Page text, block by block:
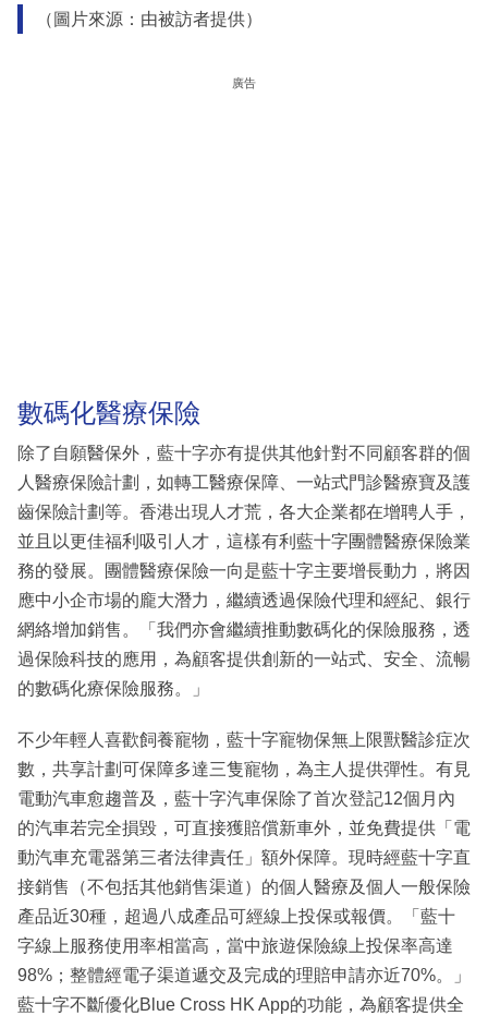
（圖片來源：由被訪者提供）
廣告
數碼化醫療保險
除了自願醫保外，藍十字亦有提供其他針對不同顧客群的個
人醫療保險計劃，如轉工醫療保障、一站式門診醫療寶及護
齒保險計劃等。香港出現人才荒，各大企業都在增聘人手，
並且以更佳福利吸引人才，這樣有利藍十字團體醫療保險業
務的發展。團體醫療保險一向是藍十字主要增長動力，將因
應中小企市場的龐大潛力，繼續透過保險代理和經紀、銀行
網絡增加銷售。「我們亦會繼續推動數碼化的保險服務，透
過保險科技的應用，為顧客提供創新的一站式、安全、流暢
的數碼化療保險服務。」
不少年輕人喜歡飼養寵物，藍十字寵物保無上限獸醫診症次
數，共享計劃可保障多達三隻寵物，為主人提供彈性。有見
電動汽車愈趨普及，藍十字汽車保除了首次登記12個月內
的汽車若完全損毀，可直接獲賠償新車外，並免費提供「電
動汽車充電器第三者法律責任」額外保障。現時經藍十字直
接銷售（不包括其他銷售渠道）的個人醫療及個人一般保險
產品近30種，超過八成產品可經線上投保或報價。「藍十
字線上服務使用率相當高，當中旅遊保險線上投保率高達
98%；整體經電子渠道遞交及完成的理賠申請亦近70%。」
藍十字不斷優化Blue Cross HK App的功能，為顧客提供全